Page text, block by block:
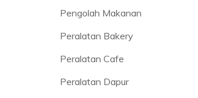
Pengolah Makanan
Peralatan Bakery
Peralatan Cafe
Peralatan Dapur